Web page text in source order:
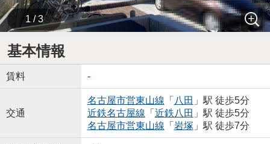
1 / 3
基本情報
賃料 -
交通
名古屋市営東山線 「 八田 」駅 徒歩5分
近鉄名古屋線 「 近鉄八田 」駅 徒歩5分
名古屋市営東山線 「 岩塚 」駅 徒歩7分